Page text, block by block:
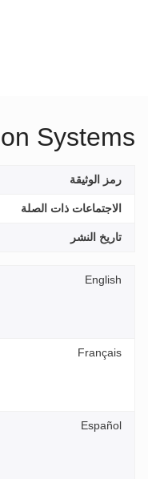
Systems
رمز الوثيقة
الاجتماعات ذات الصلة
تاريخ النشر
English
Français
Español